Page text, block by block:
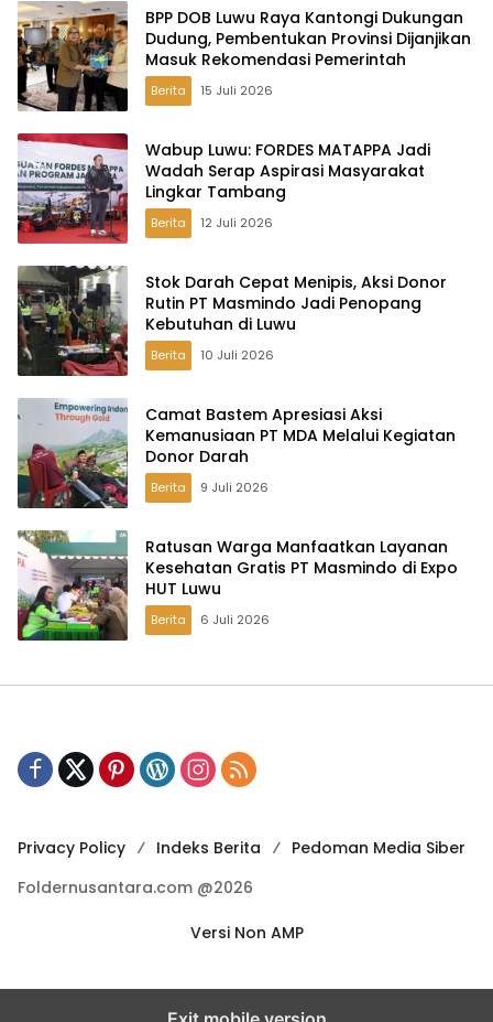
BPP DOB Luwu Raya Kantongi Dukungan
Dudung, Pembentukan Provinsi Dijanjikan
Masuk Rekomendasi Pemerintah
Berita 15 Juli 2026
Wabup Luwu: FORDES MATAPPA Jadi
Wadah Serap Aspirasi Masyarakat
Lingkar Tambang
Berita 12 Juli 2026
Stok Darah Cepat Menipis, Aksi Donor
Rutin PT Masmindo Jadi Penopang
Kebutuhan di Luwu
Berita 10 Juli 2026
Camat Bastem Apresiasi Aksi
Kemanusiaan PT MDA Melalui Kegiatan
Donor Darah
Berita 9 Juli 2026
Ratusan Warga Manfaatkan Layanan
Kesehatan Gratis PT Masmindo di Expo
HUT Luwu
Berita 6 Juli 2026
Privacy Policy Indeks Berita
Pedoman Media Siber
Foldernusantara.com @2026
Versi Non AMP